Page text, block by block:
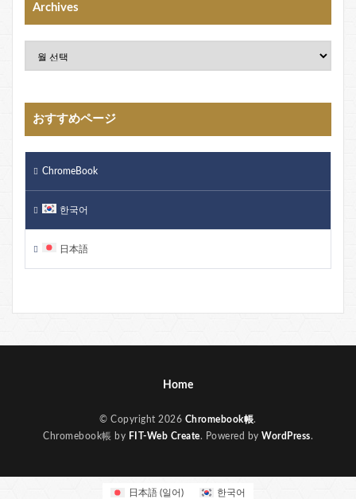
Archives
おすすめページ
ChromeBook
한국어
日本語
Home
© Copyright 2026 Chromebook帳.
Chromebook帳 by FIT-Web Create. Powered by WordPress.
日本語(일어) 한국어